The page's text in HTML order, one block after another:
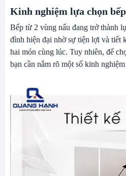
Kinh nghiệm lựa chọn
Bếp từ 2 vùng nấu đang trở thành
đình hiện đại nhờ sự tiện lợi và tiết
hai món cùng lúc. Tuy nhiên, để
bạn cần nắm rõ một số kinh